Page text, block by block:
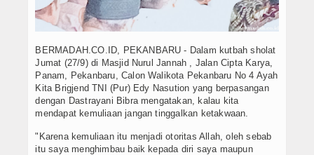
BERMADAH.CO.ID, PEKANBARU - Dalam kutbah sholat
Jumat (27/9) di Masjid Nurul Jannah , Jalan Cipta Karya,
Panam, Pekanbaru, Calon Walikota Pekanbaru No 4 Ayah
Kita Brigjend TNI (Pur) Edy Nasution yang berpasangan
dengan Dastrayani Bibra mengatakan, kalau kita
mendapat kemuliaan jangan tinggalkan ketakwaan.
"Karena kemuliaan itu menjadi otoritas Allah, oleh sebab
itu saya menghimbau baik kepada diri saya maupun